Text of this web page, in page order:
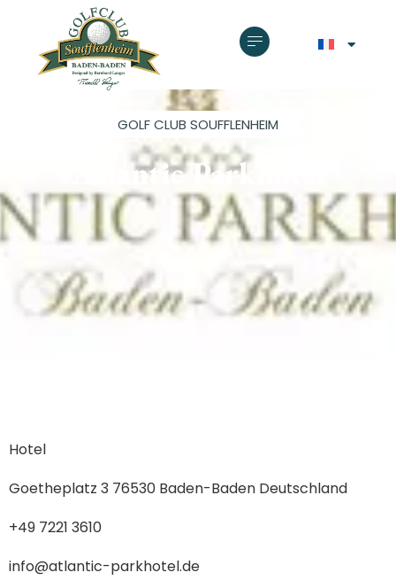
GOLF CLUB SOUFFLENHEIM
Atlantic Parkhotel
Hotel
Goetheplatz 3 76530 Baden-Baden Deutschland
+49 7221 3610
info@atlantic-parkhotel.de